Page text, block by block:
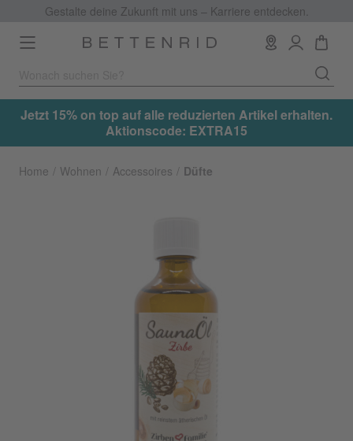
Gestalte deine Zukunft mit uns – Karriere entdecken.
Toggle
navigation
Jetzt 15% on top auf alle reduzierten Artikel erhalten.
Aktionscode: EXTRA15
Home Wohnen Accessoires Düfte